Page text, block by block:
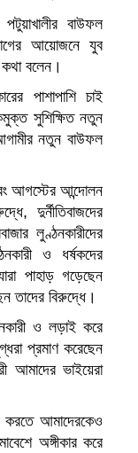
বাউফল
আয়োজনে যুব
বলেন।
পাশাপাশি চাই
সুশিক্ষিত নতুন
নতুন বাউফল
আগস্টের আন্দোলন
দুর্নীতিবাজদের
লুণ্ঠনকারীদের
ও ধর্ষকদের
পাহাড় গড়েছেন
তাদের বিরুদ্ধে।
ও লড়াই করে
প্রমাণ করেছেন
আমাদের ভাইয়েরা
করতে আমাদেরকেও
অঙ্গীকার করে